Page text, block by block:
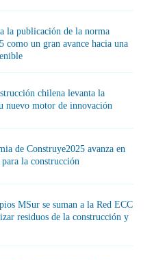
la publicación de la norma
como un gran avance hacia una
chilena levanta la
nuevo motor de innovación
de Construye2025 avanza en
la construcción
MSur se suman a la Red ECC
residuos de la construcción y